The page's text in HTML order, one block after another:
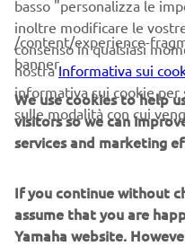
work himself so I helped
else and we went to the
taking these photos and
Finland.”
President Hidaka himself
through an old magazine,
racing achievements, “I
Soili. “Never in my wildest
the opportunity to
some 40 years ago to the
basso "personalizza le
inoltre modificare le
consenso in qualsiasi
nostraInformativa sui
informativa sui cookie
sulle modalità con cui
/content/experience-
banner
We use cookies to help
visitors so we can
services and marketing
If you continue without
assume that you are
Yamaha website.